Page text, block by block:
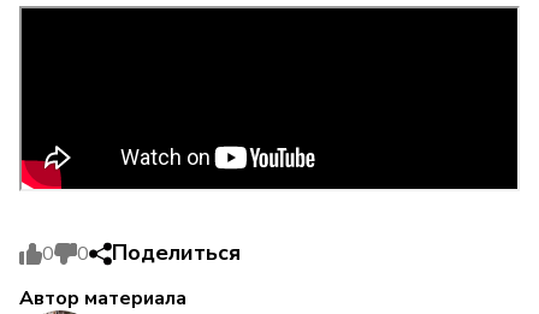
0 0 Поделиться
Автор материала